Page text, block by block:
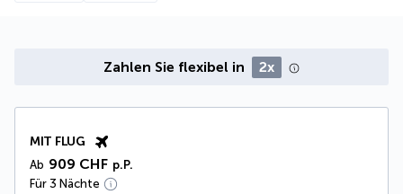
Zahlen Sie flexibel in 2x
MIT FLUG
Ab 909 CHF p.P.
Für 3 Nächte